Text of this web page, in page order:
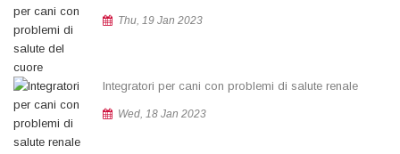
Thu, 19 Jan 2023
Integratori per cani con problemi di salute renale
Wed, 18 Jan 2023